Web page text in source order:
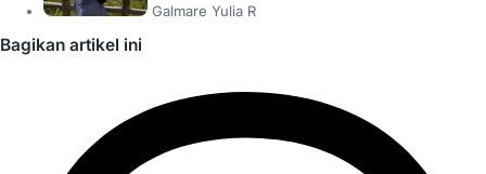
Galmare Yulia R
Bagikan artikel ini